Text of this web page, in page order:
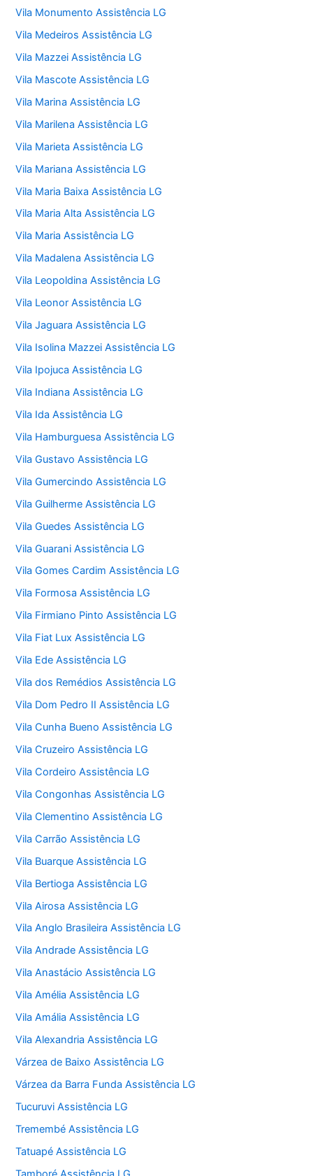
Vila Monumento Assistência LG
Vila Medeiros Assistência LG
Vila Mazzei Assistência LG
Vila Mascote Assistência LG
Vila Marina Assistência LG
Vila Marilena Assistência LG
Vila Marieta Assistência LG
Vila Mariana Assistência LG
Vila Maria Baixa Assistência LG
Vila Maria Alta Assistência LG
Vila Maria Assistência LG
Vila Madalena Assistência LG
Vila Leopoldina Assistência LG
Vila Leonor Assistência LG
Vila Jaguara Assistência LG
Vila Isolina Mazzei Assistência LG
Vila Ipojuca Assistência LG
Vila Indiana Assistência LG
Vila Ida Assistência LG
Vila Hamburguesa Assistência LG
Vila Gustavo Assistência LG
Vila Gumercindo Assistência LG
Vila Guilherme Assistência LG
Vila Guedes Assistência LG
Vila Guarani Assistência LG
Vila Gomes Cardim Assistência LG
Vila Formosa Assistência LG
Vila Firmiano Pinto Assistência LG
Vila Fiat Lux Assistência LG
Vila Ede Assistência LG
Vila dos Remédios Assistência LG
Vila Dom Pedro II Assistência LG
Vila Cunha Bueno Assistência LG
Vila Cruzeiro Assistência LG
Vila Cordeiro Assistência LG
Vila Congonhas Assistência LG
Vila Clementino Assistência LG
Vila Carrão Assistência LG
Vila Buarque Assistência LG
Vila Bertioga Assistência LG
Vila Airosa Assistência LG
Vila Anglo Brasileira Assistência LG
Vila Andrade Assistência LG
Vila Anastácio Assistência LG
Vila Amélia Assistência LG
Vila Amália Assistência LG
Vila Alexandria Assistência LG
Várzea de Baixo Assistência LG
Várzea da Barra Funda Assistência LG
Tucuruvi Assistência LG
Tremembé Assistência LG
Tatuapé Assistência LG